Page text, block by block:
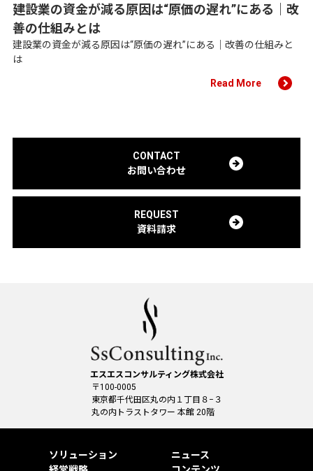
建設業の資金が減る原因は“原価の遅れ”にある｜改
善の仕組みとは
建設業の資金が減る原因は“原価の遅れ”にある｜改善の仕組みと
は
Read More
CONTACT
お問い合わせ
REQUEST
資料請求
エスエスコンサルティング株式会社
〒100-0005
東京都千代田区丸の内１丁目８−３
丸の内トラストタワー 本館 20階
ソリューション
ニュース